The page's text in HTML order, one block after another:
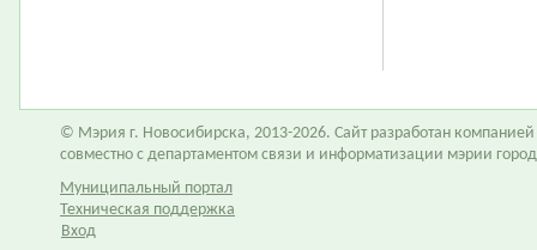
© Мэрия г. Новосибирска, 2013-2026. Сайт разработан компанией
совместно с департаментом связи и информатизации мэрии
Муниципальный портал
Техническая поддержка
Вход